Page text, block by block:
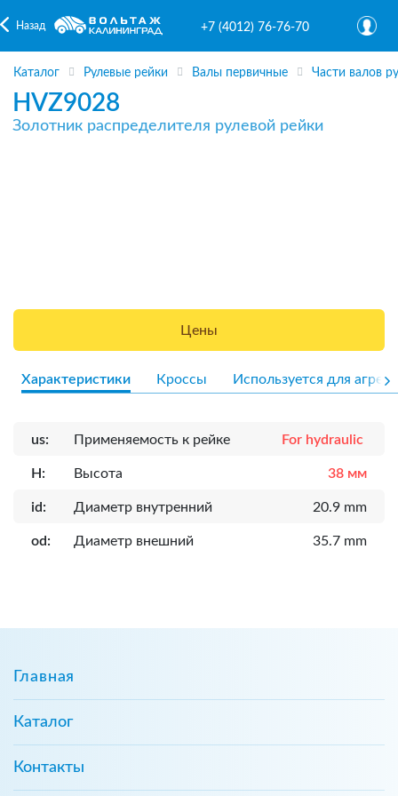
Назад +7 (4012) 76-76-70
Каталог Рулевые рейки Валы первичные Части валов
HVZ9028
Золотник распределителя рулевой рейки
Цены
Характеристики Кроссы Используется для
us: Применяемость к рейке For hydraulic
H: Высота 38 мм
id: Диаметр внутренний 20.9 mm
od: Диаметр внешний 35.7 mm
Главная
Каталог
Контакты